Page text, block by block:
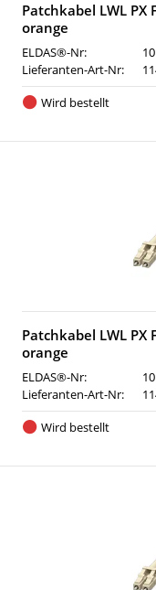
Patchkabel LWL PX
orange
ELDAS®-Nr:
Lieferanten-Art-Nr:
Wird bestellt
Patchkabel LWL PX
orange
ELDAS®-Nr:
Lieferanten-Art-Nr:
Wird bestellt